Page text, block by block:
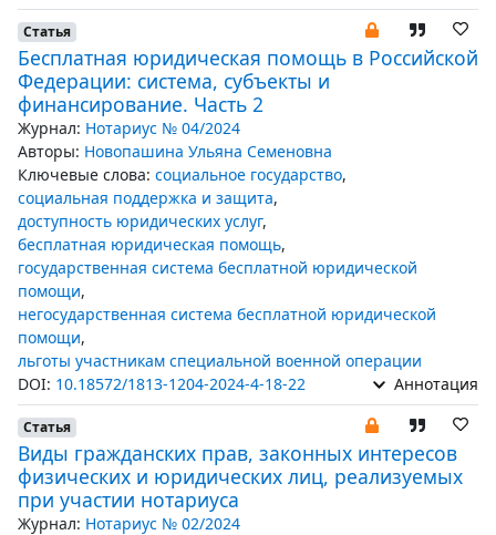
Статья
Бесплатная юридическая помощь в Российской
Федерации: система, субъекты и
финансирование. Часть 2
Журнал: Нотариус № 04/2024
Авторы: Новопашина Ульяна Семеновна
Ключевые слова: социальное государство,
социальная поддержка и защита,
доступность юридических услуг,
бесплатная юридическая помощь,
государственная система бесплатной юридической
помощи,
негосударственная система бесплатной юридической
помощи,
льготы участникам специальной военной операции
DOI: 10.18572/1813-1204-2024-4-18-22 Аннотация
Статья
Виды гражданских прав, законных интересов
физических и юридических лиц, реализуемых
при участии нотариуса
Журнал: Нотариус № 02/2024